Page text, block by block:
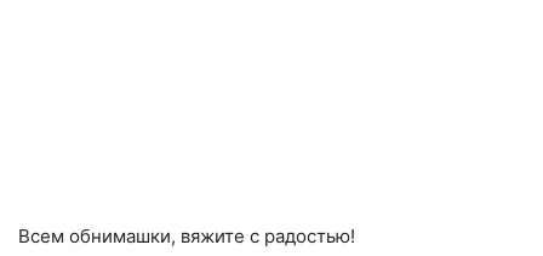
Всем обнимашки, вяжите с радостью!